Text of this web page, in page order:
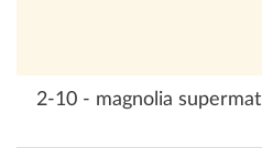
2-10 - magnolia supermat